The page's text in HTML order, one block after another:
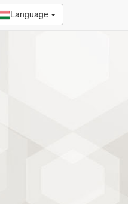
Language